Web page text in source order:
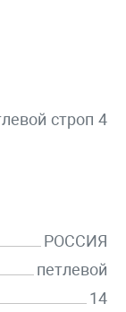
строп 4
РОССИЯ
петлевой
14